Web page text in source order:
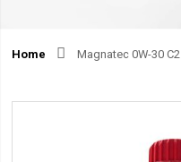
Home Magnatec 0W-30 C2